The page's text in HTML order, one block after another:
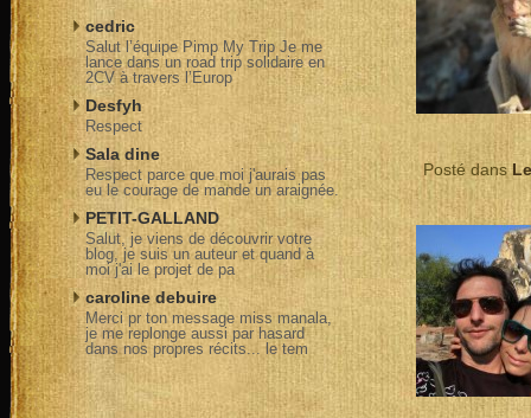
Posté dans
cedric
Salut l’équipe Pimp My Trip Je me
lance dans un road trip solidaire en
2CV à travers l’Europ
Desfyh
Respect
Sala dine
Respect parce que moi j'aurais pas
eu le courage de mande un araignée.
PETIT-GALLAND
Salut, je viens de découvrir votre
blog, je suis un auteur et quand à
moi j'ai le projet de pa
caroline debuire
Merci pr ton message miss manala,
je me replonge aussi par hasard
dans nos propres récits... le tem